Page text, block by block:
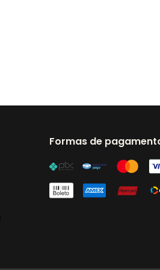
Formas de